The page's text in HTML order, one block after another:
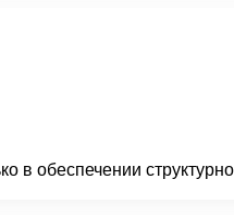
в обеспечении